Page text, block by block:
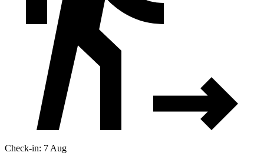
Check-in: 7 Aug